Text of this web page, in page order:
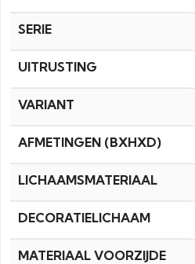
SERIE
UITRUSTING
VARIANT
AFMETINGEN (BXHXD)
LICHAAMSMATERIAAL
DECORATIELICHAAM
MATERIAAL VOORZIJDE